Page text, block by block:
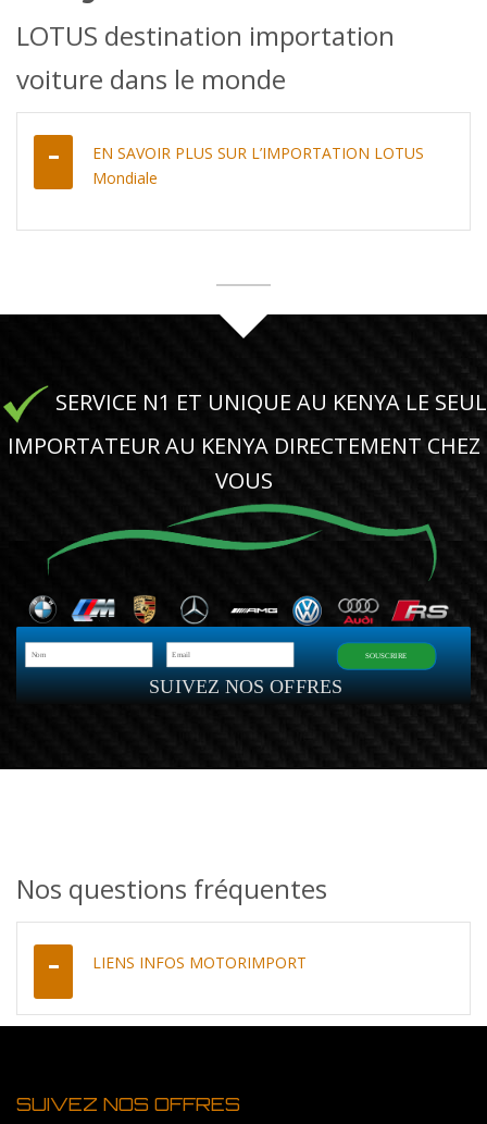
LOTUS destination importation
voiture dans le monde
EN SAVOIR PLUS SUR L’IMPORTATION LOTUS
Mondiale
SERVICE N1 ET UNIQUE AU KENYA LE SEUL
IMPORTATEUR AU KENYA DIRECTEMENT CHEZ
VOUS
SUIVEZ NOS OFFRES
SOUSCRIRE
Nos questions fréquentes
LIENS INFOS MOTORIMPORT
SUIVEZ NOS OFFRES